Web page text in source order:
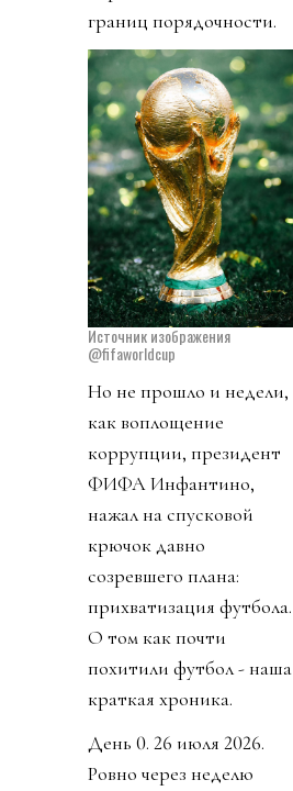
границ порядочности.
Источник изображения
@fifaworldcup
Но не прошло и недели,
как воплощение
коррупции, президент
ФИФА Инфантино,
нажал на спусковой
крючок давно
созревшего плана:
прихватизация футбола.
О том как почти
похитили футбол - наша
краткая хроника.
День 0. 26 июля 2026.
Ровно через неделю